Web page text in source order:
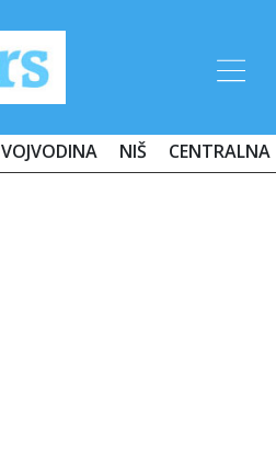
VOJVODINA NIŠ CENTRALNA